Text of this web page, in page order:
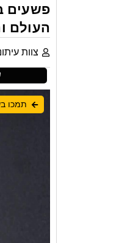
פשעים
העולם
צוות
תמכו